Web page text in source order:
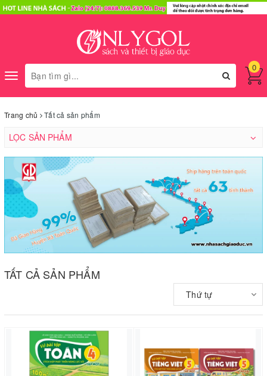
Toggle
navigation
0
Trang chủ Tất cả sản phẩm
LỌC SẢN PHẨM
TẤT CẢ SẢN PHẨM
Thứ tự